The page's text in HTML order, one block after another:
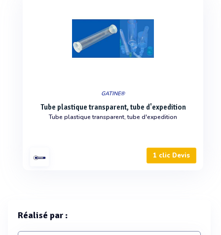
GATINE®
Tube plastique transparent, tube d'expedition
Tube plastique transparent, tube d'expedition
1 clic Devis
Réalisé par :